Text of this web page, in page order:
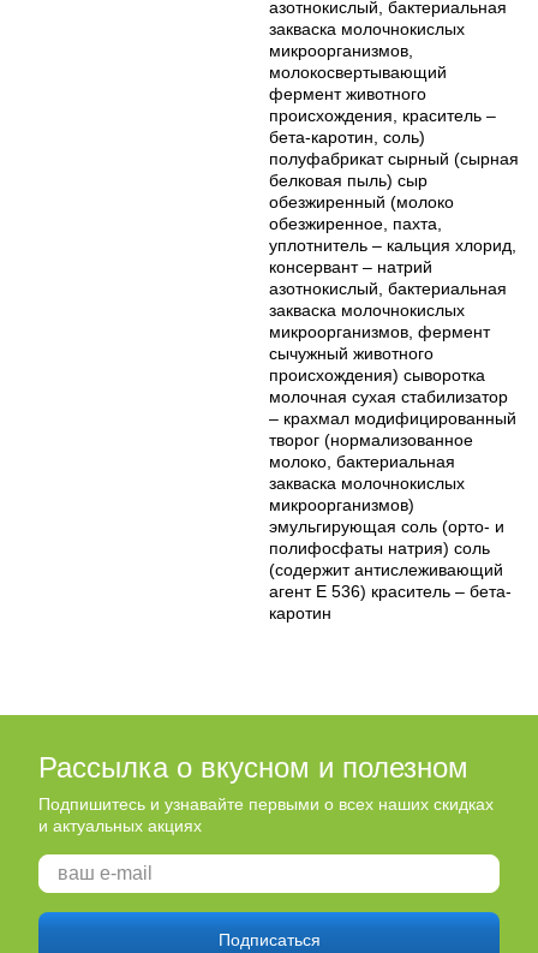
азотнокислый, бактериальная
закваска молочнокислых
микроорганизмов,
молокосвертывающий
фермент животного
происхождения, краситель –
бета-каротин, соль)
полуфабрикат сырный (сырная
белковая пыль) сыр
обезжиренный (молоко
обезжиренное, пахта,
уплотнитель – кальция хлорид,
консервант – натрий
азотнокислый, бактериальная
закваска молочнокислых
микроорганизмов, фермент
сычужный животного
происхождения) сыворотка
молочная сухая стабилизатор
– крахмал модифицированный
творог (нормализованное
молоко, бактериальная
закваска молочнокислых
микроорганизмов)
эмульгирующая соль (орто- и
полифосфаты натрия) соль
(содержит антислеживающий
агент Е 536) краситель – бета-
каротин
Рассылка о вкусном и полезном
Подпишитесь и узнавайте первыми о всех наших скидках
и актуальных акциях
Подписаться